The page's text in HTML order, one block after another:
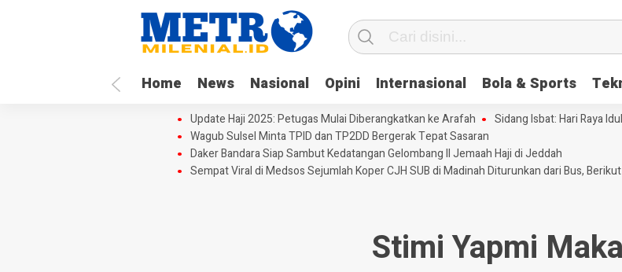
Home News Nasional Opini Internasional Bola & Sports
Update Haji 2025: Petugas Mulai Diberangkatkan ke Arafah
Sidang Isbat: Hari Raya
Wagub Sulsel Minta TPID dan TP2DD Bergerak Tepat Sasaran
Daker Bandara Siap Sambut Kedatangan Gelombang II Jemaah Haji di Jeddah
Sempat Viral di Medsos Sejumlah Koper CJH SUB di Madinah Diturunkan dari Bus,
Stimi Yapmi